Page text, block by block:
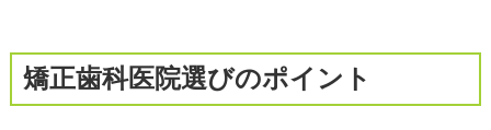
矯正歯科医院選びのポイント